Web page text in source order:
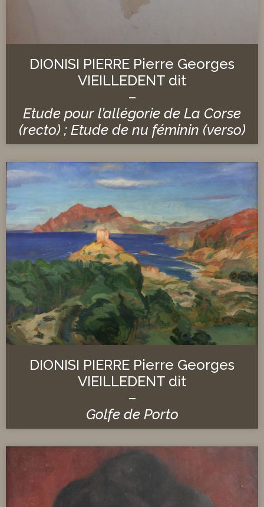
DIONISI PIERRE Pierre Georges
VIEILLEDENT dit
–
Etude pour l’allégorie de La Corse
(recto) ; Etude de nu féminin (verso)
DIONISI PIERRE Pierre Georges
VIEILLEDENT dit
–
Golfe de Porto